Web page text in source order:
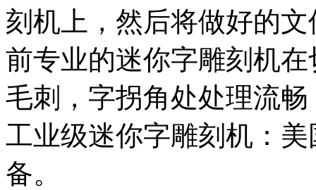
刻机上，然后将做好的
前专业的迷你字雕刻机
毛刺，字拐角处处理流
工业级迷你字雕刻机：
备。